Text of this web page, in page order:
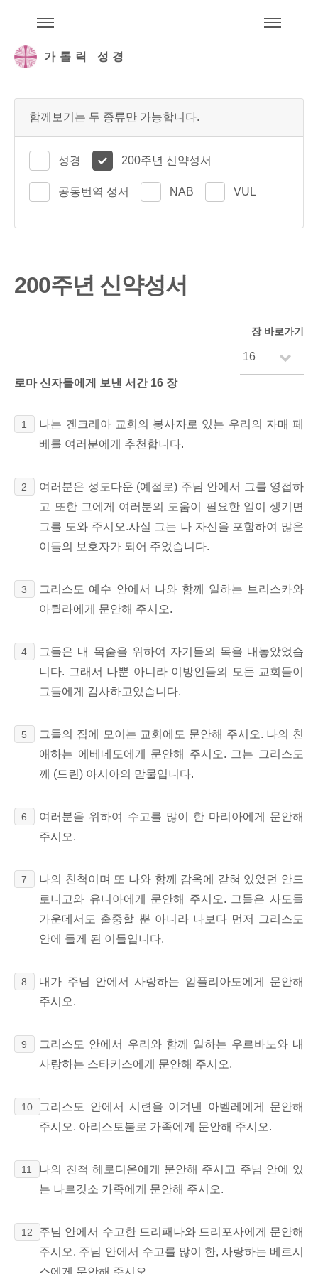
가톨릭 성경
함께보기는 두 종류만 가능합니다.
성경 200주년 신약성서
공동번역 성서 NAB VUL
200주년 신약성서
장 바로가기
로마 신자들에게 보낸 서간 16 장
1
나는 겐크레아 교회의 봉사자로 있는 우리의 자매 페
베를 여러분에게 추천합니다.
2
여러분은 성도다운 (예절로) 주님 안에서 그를 영접하
고 또한 그에게 여러분의 도움이 필요한 일이 생기면
그를 도와 주시오.사실 그는 나 자신을 포함하여 많은
이들의 보호자가 되어 주었습니다.
3
그리스도 예수 안에서 나와 함께 일하는 브리스카와
아퀼라에게 문안해 주시오.
4
그들은 내 목숨을 위하여 자기들의 목을 내놓았었습
니다. 그래서 나뿐 아니라 이방인들의 모든 교회들이
그들에게 감사하고있습니다.
5
그들의 집에 모이는 교회에도 문안해 주시오. 나의 친
애하는 에베네도에게 문안해 주시오. 그는 그리스도
께 (드린) 아시아의 맏물입니다.
6
여러분을 위하여 수고를 많이 한 마리아에게 문안해
주시오.
7
나의 친척이며 또 나와 함께 감옥에 갇혀 있었던 안드
로니고와 유니아에게 문안해 주시오. 그들은 사도들
가운데서도 출중할 뿐 아니라 나보다 먼저 그리스도
안에 들게 된 이들입니다.
8
내가 주님 안에서 사랑하는 암플리아도에게 문안해
주시오.
9
그리스도 안에서 우리와 함께 일하는 우르바노와 내
사랑하는 스타키스에게 문안해 주시오.
10
그리스도 안에서 시련을 이겨낸 아벨레에게 문안해
주시오. 아리스토불로 가족에게 문안해 주시오.
11
나의 친척 헤로디온에게 문안해 주시고 주님 안에 있
는 나르깃소 가족에게 문안해 주시오.
12
주님 안에서 수고한 드리패나와 드리포사에게 문안해
주시오. 주님 안에서 수고를 많이 한, 사랑하는 베르시
스에게 문안해 주시오.